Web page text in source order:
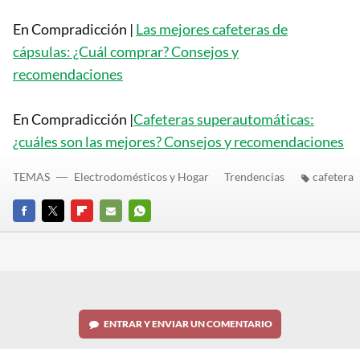
En Compradicción | Las mejores cafeteras de
cápsulas: ¿Cuál comprar? Consejos y
recomendaciones
En Compradicción |Cafeteras superautomáticas:
¿cuáles son las mejores? Consejos y recomendaciones
FACEBOOK
TWITTERFLIPBOARD
E-
WHATSAPP
TEMAS Electrodomésticos y Hogar Trendencias cafetera
ENTRAR Y ENVIAR UN COMENTARIO